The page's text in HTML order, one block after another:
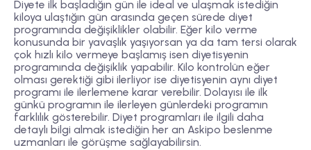
Diyete ilk başladığın gün ile ideal ve ulaşmak istediğin
kiloya ulaştığın gün arasında geçen sürede diyet
programında değişiklikler olabilir. Eğer kilo verme
konusunda bir yavaşlık yaşıyorsan ya da tam tersi olarak
çok hızlı kilo vermeye başlamış isen diyetisyenin
programında değişiklik yapabilir. Kilo kontrolün eğer
olması gerektiği gibi ilerliyor ise diyetisyenin aynı diyet
programı ile ilerlemene karar verebilir. Dolayısı ile ilk
günkü programın ile ilerleyen günlerdeki programın
farklılık gösterebilir. Diyet programları ile ilgili daha
detaylı bilgi almak istediğin her an Askipo beslenme
uzmanları ile görüşme sağlayabilirsin.